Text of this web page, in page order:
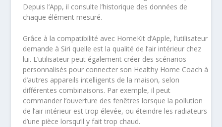
Depuis l’App, il consulte l’historique des données de
chaque élément mesuré.
Grâce à la compatibilité avec HomeKit d’Apple, l’utilisateur
demande à Siri quelle est la qualité de l’air intérieur chez
lui. L’utilisateur peut également créer des scénarios
personnalisés pour connecter son Healthy Home Coach à
d’autres appareils intelligents de la maison, selon
différentes combinaisons. Par exemple, il peut
commander l’ouverture des fenêtres lorsque la pollution
de l’air intérieur est trop élevée, ou éteindre les radiateurs
d’une pièce lorsqu’il y fait trop chaud.